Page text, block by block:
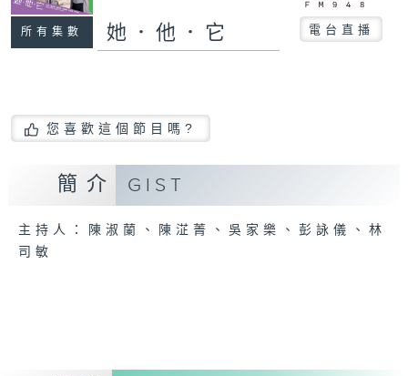
所有集數 她．他．它 電台直播
您喜歡這個節目嗎?
簡介 GIST
主持人：陳淑蘭、陳淽菁、吳家樂、彭詠儀、林
司敏